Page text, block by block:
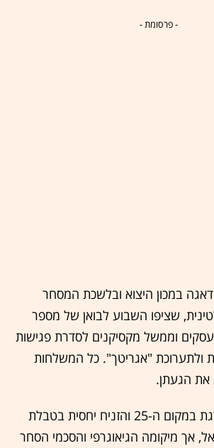
- פרסומת -
במכון היצוא ובלשכת המסחר
שציפו השבוע לבואן של מספר
וממשל מקסיקנים לסדרת פגישות
ולתערוכת "אגריטך". כל המשלחות
את הגעתן.
מקסיקו אמנם מדורגת במקום ה-25 והזניח יחסית בטבלת
אך מיקומה הגיאוגרפי והסכמי הסחר